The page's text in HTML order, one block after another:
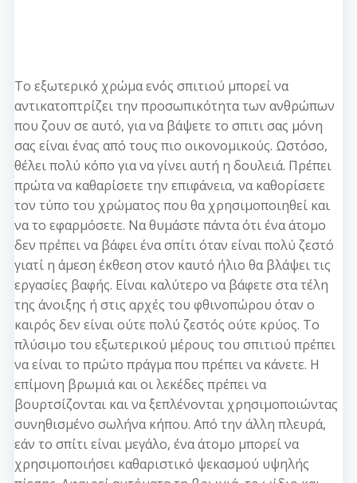
Το εξωτερικό χρώμα ενός σπιτιού μπορεί να
αντικατοπτρίζει την προσωπικότητα των ανθρώπων
που ζουν σε αυτό, για να βάψετε το σπιτι σας μόνη
σας είναι ένας από τους πιο οικονομικούς. Ωστόσο,
θέλει πολύ κόπο για να γίνει αυτή η δουλειά. Πρέπει
πρώτα να καθαρίσετε την επιφάνεια, να καθορίσετε
τον τύπο του χρώματος που θα χρησιμοποιηθεί και
να το εφαρμόσετε. Να θυμάστε πάντα ότι ένα άτομο
δεν πρέπει να βάφει ένα σπίτι όταν είναι πολύ ζεστό
γιατί η άμεση έκθεση στον καυτό ήλιο θα βλάψει τις
εργασίες βαφής. Είναι καλύτερο να βάφετε στα τέλη
της άνοιξης ή στις αρχές του φθινοπώρου όταν ο
καιρός δεν είναι ούτε πολύ ζεστός ούτε κρύος. Το
πλύσιμο του εξωτερικού μέρους του σπιτιού πρέπει
να είναι το πρώτο πράγμα που πρέπει να κάνετε. Η
επίμονη βρωμιά και οι λεκέδες πρέπει να
βουρτσίζονται και να ξεπλένονται χρησιμοποιώντας
συνηθισμένο σωλήνα κήπου. Από την άλλη πλευρά,
εάν το σπίτι είναι μεγάλο, ένα άτομο μπορεί να
χρησιμοποιήσει καθαριστικό ψεκασμού υψηλής